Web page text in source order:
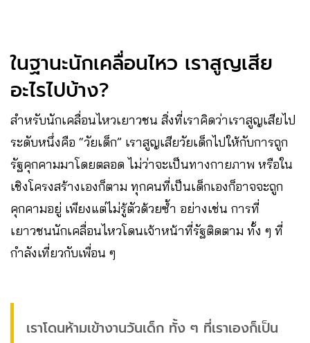
ในฐานะนักเคลื่อนไหว เราสูญเสีย
อะไรไปบ้าง?
สำหรับนักเคลื่อนไหวเยาวชน สิ่งที่เราคิดว่าเราสูญเสียไป
ระดับหนึ่งคือ “วัยเด็ก” เราสูญเสียวัยเด็กไปให้กับการถูก
รัฐคุกคามมาโดยตลอด ไม่ว่าจะเป็นทางกายภาพ หรือใน
เชิงโครงสร้างเองก็ตาม ทุกคนที่เป็นเด็กเองก็อาจจะถูก
คุกคามอยู่ เพียงแต่ไม่รู้ตัวด้วยซ้ำ อย่างเช่น การที่
เยาวชนนักเคลื่อนไหวโดนเจ้าหน้าที่รัฐติดตาม ทั้ง ๆ ที่
กำลังเที่ยวกับเพื่อน ๆ
เราโดนห้ามเข้างานวันเด็ก ทั้ง ๆ ที่เราเองก็เป็น